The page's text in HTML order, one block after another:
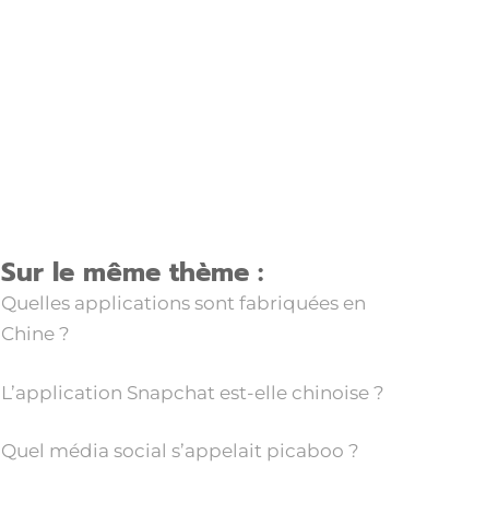
Sur le même thème :
Quelles applications sont fabriquées en
Chine ?
L’application Snapchat est-elle chinoise ?
Quel média social s’appelait picaboo ?